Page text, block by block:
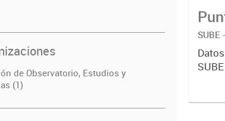
de Observatorio, Estudios y
(1)
SUBE